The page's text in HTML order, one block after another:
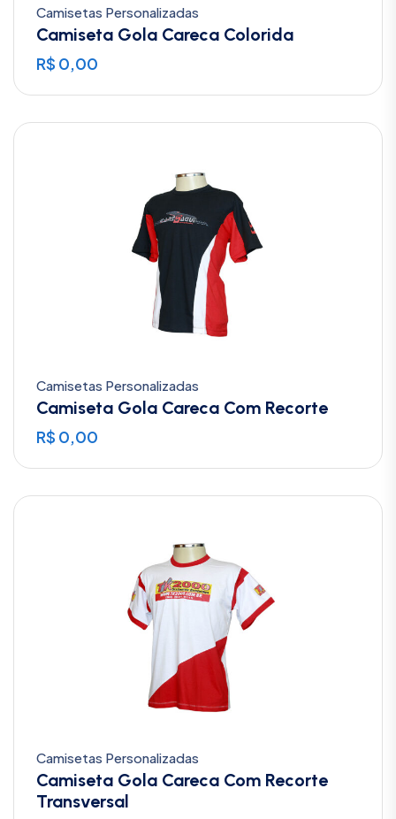
Camisetas Personalizadas
Camiseta Gola Careca Colorida
R$ 0,00
Camisetas Personalizadas
Camiseta Gola Careca Com Recorte
R$ 0,00
Camisetas Personalizadas
Camiseta Gola Careca Com Recorte
Transversal